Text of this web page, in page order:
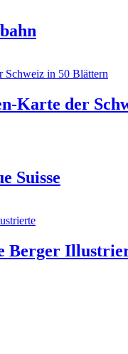
Karte der
Suisse
Berger